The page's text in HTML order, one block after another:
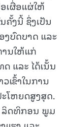
ເຜື່ອແຜ່ໃຫ້
ງນີ້ ຊຶ່ງເປັນ
ງບົດບາດ ແລະ
ນໃຫ້ແກ່
ແລະ ໄດ້ເນັ້ນ
ເຂົ້າໃນການ
ໂຫຍດສູງສຸດ.
ລິດທິກອນ ພູມ